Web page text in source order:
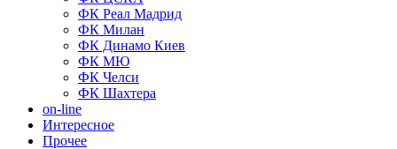
ФК Реал Мадрид
ФК Милан
ФК Динамо Киев
ФК МЮ
ФК Челси
ФК Шахтера
on-line
Интересное
Прочее